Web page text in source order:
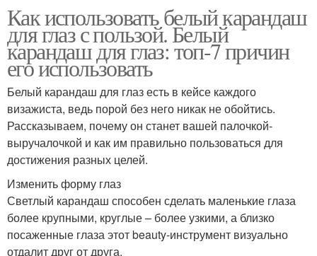
Как использовать белый карандаш
для глаз с пользой. Белый
карандаш для глаз: топ-7 причин
его использовать
Белый карандаш для глаз есть в кейсе каждого
визажиста, ведь порой без него никак не обойтись.
Рассказываем, почему он станет вашей палочкой-
выручалочкой и как им правильно пользоваться для
достижения разных целей.
Изменить форму глаз
Светлый карандаш способен сделать маленькие глаза
более крупными, круглые – более узкими, а близко
посаженные глаза этот beauty-инструмент визуально
отдалит друг от друга.